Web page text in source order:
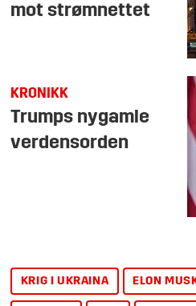
mot strømnettet
KRONIKK
Trumps nygamle
verdensorden
KRIG I UKRAINA ELON